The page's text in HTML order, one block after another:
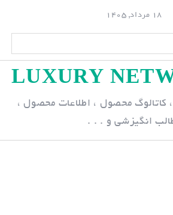
18 مرداد, 1405
LUXURY
کاتالوگ محصول ، اطلاعات محصول ،
انگیزشی و . . .